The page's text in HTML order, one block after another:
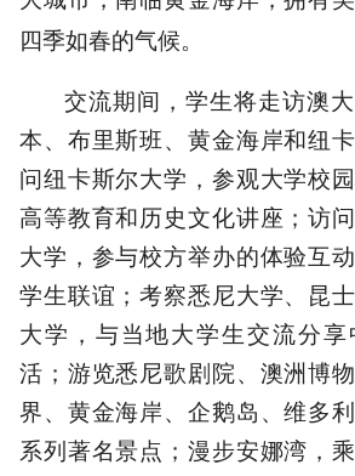
四季如春的气候。
交流期间，学生将走访澳
本、布里斯班、黄金海岸和纽
问纽卡斯尔大学，参观大学校
高等教育和历史文化讲座；访
大学，参与校方举办的体验互
学生联谊；考察悉尼大学、昆
大学，与当地大学生交流分享
活；游览悉尼歌剧院、澳洲博
界、黄金海岸、企鹅岛、维多
系列著名景点；漫步安娜湾，